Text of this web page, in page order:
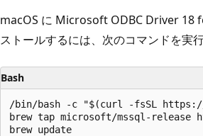
macOS に Microsoft ODBC Driver 18
ストールするには、次のコマンドを実行
Bash
/bin/bash -c "$(curl -fsSL https://
brew tap microsoft/mssql-release
brew update